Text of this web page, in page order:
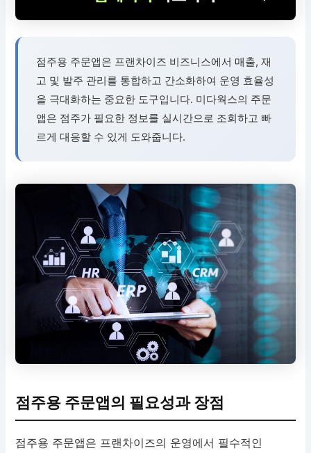
점주용 주문앱은 프랜차이즈 비즈니스에서 매출, 재
고 및 발주 관리를 통합하고 간소화하여 운영 효율성
을 극대화하는 중요한 도구입니다. 미다웍스의 주문
앱은 점주가 필요한 정보를 실시간으로 조회하고 빠
르게 대응할 수 있게 도와줍니다.
점주용 주문앱의 필요성과 장점
점주용 주문앱은 프랜차이즈의 운영에서 필수적인